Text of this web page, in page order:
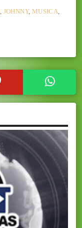
JOHNNY, MUSICA